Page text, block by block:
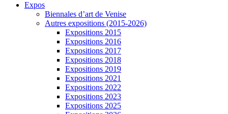
Expos
Biennales d’art de Venise
Autres expositions (2015-2026)
Expositions 2015
Expositions 2016
Expositions 2017
Expositions 2018
Expositions 2019
Expositions 2021
Expositions 2022
Expositions 2023
Expositions 2025